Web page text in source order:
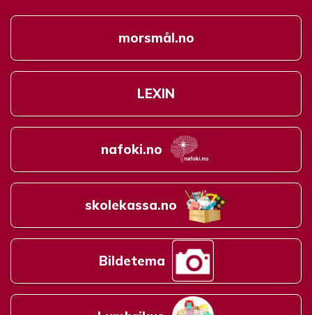
morsmål.no
LEXIN
nafoki.no
skolekassa.no
Bildetema